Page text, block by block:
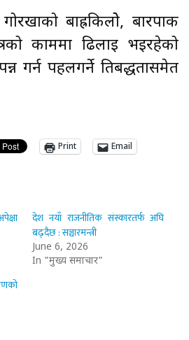
गोरखाको बाह्रकिलोे, बारपाक
काममा ढिलाइ भइरहेको
गर्न पहलगर्ने प्रतिबद्धतासमेत
Print Email
देश नयाँ राजनीतिक संस्कारतर्फ अघि
बढ्दैछ : सञ्चारमन्त्री
June 6, 2026
In "मुख्य समाचार"